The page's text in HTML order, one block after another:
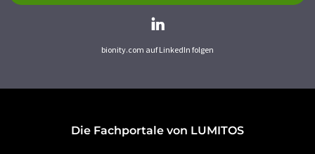
bionity.com auf LinkedIn folgen
Die Fachportale von LUMITOS